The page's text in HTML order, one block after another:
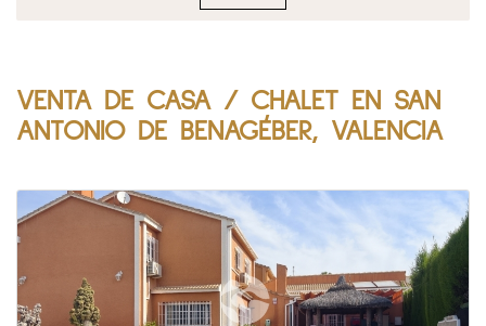
VENTA DE CASA / CHALET EN SAN
ANTONIO DE BENAGÉBER, VALENCIA